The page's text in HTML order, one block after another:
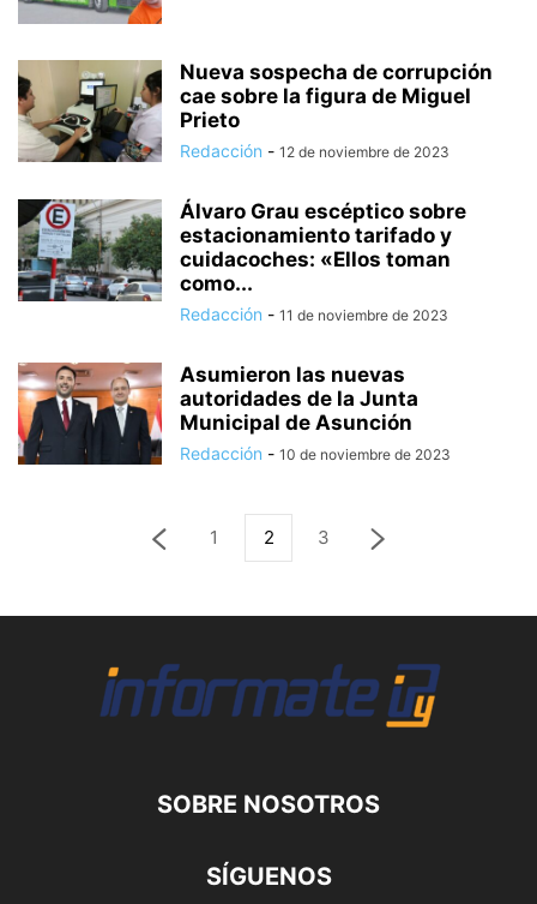
Nueva sospecha de corrupción
cae sobre la figura de Miguel
Prieto
Redacción - 12 de noviembre de 2023
Álvaro Grau escéptico sobre
estacionamiento tarifado y
cuidacoches: «Ellos toman
como...
Redacción - 11 de noviembre de 2023
Asumieron las nuevas
autoridades de la Junta
Municipal de Asunción
Redacción - 10 de noviembre de 2023
1 2 3
SOBRE NOSOTROS
SÍGUENOS